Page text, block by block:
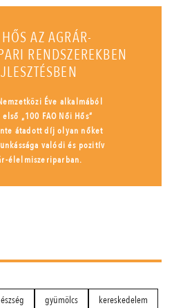
AZ AGRÁR-
RENDSZEREKBEN
Éve alkalmából
„100 FAO Női Hős”
átadott díj olyan nőket
valódi és pozitív
élelmiszeriparban.
gyümölcs
kereskedelem